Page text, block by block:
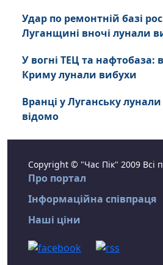
Удар по ремонтній базі
Луганщині вночі лунали
У вогні ТЕЦ та нафтобаза:
Криму лунали вибухи
Вранці у Луганську
відомо
Copyright © "Час Пік" 2009 Всі
Про портал
Інформаційна співпраця
Наші ціни